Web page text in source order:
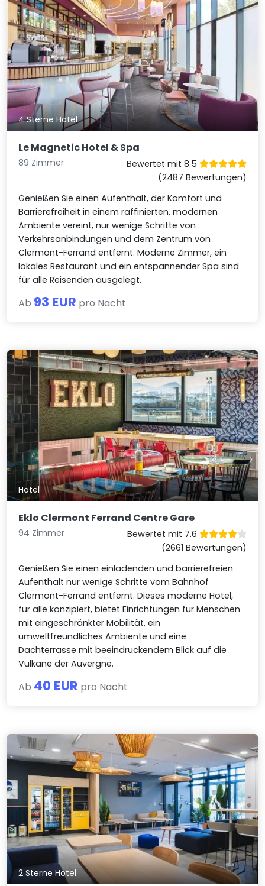
4 Sterne Hotel
Le Magnetic Hotel & Spa
89 Zimmer
Bewertet mit 8.5
(2487 Bewertungen)
Genießen Sie einen Aufenthalt, der Komfort und
Barrierefreiheit in einem raffinierten, modernen
Ambiente vereint, nur wenige Schritte von
Verkehrsanbindungen und dem Zentrum von
Clermont-Ferrand entfernt. Moderne Zimmer, ein
lokales Restaurant und ein entspannender Spa sind
für alle Reisenden ausgelegt.
Ab 93 EUR pro Nacht
Hotel
Eklo Clermont Ferrand Centre Gare
94 Zimmer
Bewertet mit 7.6
(2661 Bewertungen)
Genießen Sie einen einladenden und barrierefreien
Aufenthalt nur wenige Schritte vom Bahnhof
Clermont-Ferrand entfernt. Dieses moderne Hotel,
für alle konzipiert, bietet Einrichtungen für Menschen
mit eingeschränkter Mobilität, ein
umweltfreundliches Ambiente und eine
Dachterrasse mit beeindruckendem Blick auf die
Vulkane der Auvergne.
Ab 40 EUR pro Nacht
2 Sterne Hotel